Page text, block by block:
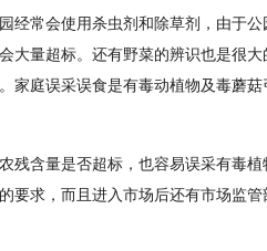
经常会使用杀虫剂和除草剂，由于
大量超标。还有野菜的辨识也是很
庭误采误食是有毒动植物及毒蘑菇
残含量是否超标，也容易误采有毒
求，而且进入市场后还有市场监管